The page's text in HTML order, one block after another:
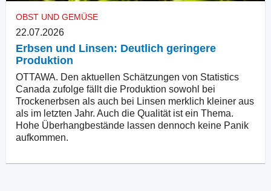
OBST UND GEMÜSE
22.07.2026
Erbsen und Linsen: Deutlich geringere
Produktion
OTTAWA. Den aktuellen Schätzungen von Statistics
Canada zufolge fällt die Produktion sowohl bei
Trockenerbsen als auch bei Linsen merklich kleiner aus
als im letzten Jahr. Auch die Qualität ist ein Thema.
Hohe Überhangbestände lassen dennoch keine Panik
aufkommen.